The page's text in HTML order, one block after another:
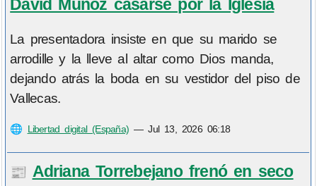
David Muñoz casarse por la Iglesia
La presentadora insiste en que su marido se
arrodille y la lleve al altar como Dios manda,
dejando atrás la boda en su vestidor del piso de
Vallecas.
🌐 Libertad digital (España) —Jul 13, 2026 06:18
📰 Adriana Torrebejano frenó en seco